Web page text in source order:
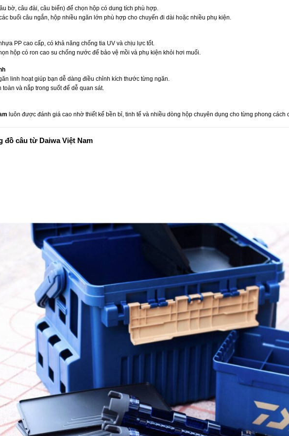
bờ, câu đài, câu biển) để chọn hộp có dung tích phù hợp.
buổi câu ngắn, hộp nhiều ngăn lớn phù hợp cho chuyến đi dài hoặc nhiều phụ kiện.
PP cao cấp, có khả năng chống tia UV và chịu lực tốt.
hộp có ron cao su chống nước để bảo vệ mồi và phụ kiện khỏi hơi muối.
linh hoạt giúp bạn dễ dàng điều chỉnh kích thước từng ngăn.
và nắp trong suốt để dễ quan sát.
luôn được đánh giá cao nhờ thiết kế bền bỉ, tinh tế và nhiều dòng hộp chuyên dụng cho từng phong cách
đồ câu từ Daiwa Việt Nam